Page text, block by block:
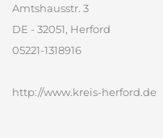
Amtshausstr. 3
DE - 32051, Herford
05221-1318916
http://www.kreis-herford.de